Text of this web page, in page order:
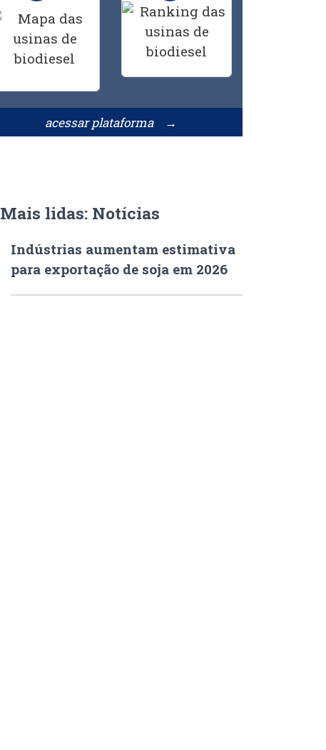
acessar plataforma →
Mais lidas: Notícias
Indústrias aumentam estimativa
para exportação de soja em 2026